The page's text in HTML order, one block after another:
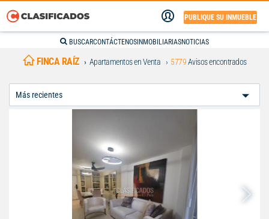
PUBLIQUE SU INMUEBLE
BUSCARCONTÁCTENOS INMOBILIARIASNOTICIAS
FINCA RAÍZ Apartamentos en Venta 5779Avisos encontrados